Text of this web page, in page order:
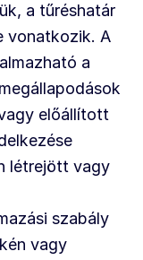
a tűréshatár
vonatkozik. A
a
előállított
létrejött vagy
szabály
vagy